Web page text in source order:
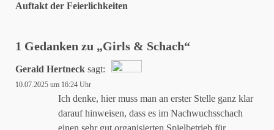
Auftakt der Feierlichkeiten
1 Gedanken zu „Girls & Schach“
Gerald Hertneck sagt:
Das „Echte-Person“-Abzeichen!
10.07.2025 um 16:24 Uhr
Ich denke, hier muss man an erster Stelle ganz klar
darauf hinweisen, dass es im Nachwuchsschach
einen sehr gut organisierten Spielbetrieb für